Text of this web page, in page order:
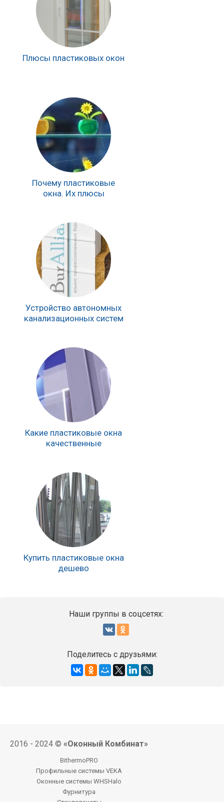
Плюсы пластиковых окон
Почему пластиковые
окна. Их плюсы
Устройство автономных
канализационных систем
Какие пластиковые окна
качественные
Купить пластиковые окна
дешево
Наши группы в соцсетях:
Поделитесь с друзьями:
2016 - 2024 © «Оконный Комбинат»
BithermoPRO
Профильные системы VEKA
Оконные системы WHSHalo
Фурнитура